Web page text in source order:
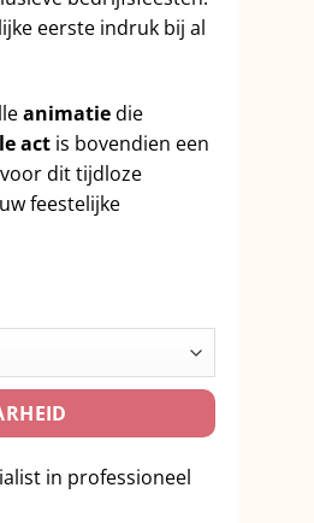
eerste indruk bij al
animatiedie
act is bovendien een
voor dit tijdloze
feestelijke
in professioneel